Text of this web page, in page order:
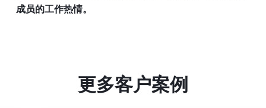
成员的工作热情。
更多客户案例